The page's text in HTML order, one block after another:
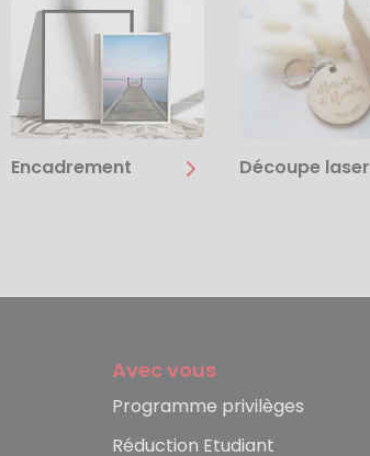
Encadrement Découpe laser
Avec vous
Programme privilèges
Réduction Etudiant